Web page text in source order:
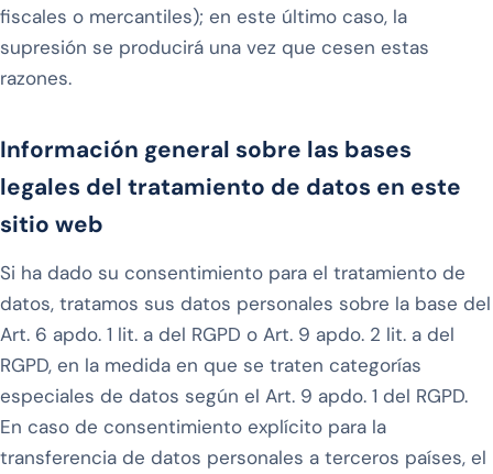
fiscales o mercantiles); en este último caso, la
supresión se producirá una vez que cesen estas
razones.
Información general sobre las bases
legales del tratamiento de datos en este
sitio web
Si ha dado su consentimiento para el tratamiento de
datos, tratamos sus datos personales sobre la base del
Art. 6 apdo. 1 lit. a del RGPD o Art. 9 apdo. 2 lit. a del
RGPD, en la medida en que se traten categorías
especiales de datos según el Art. 9 apdo. 1 del RGPD.
En caso de consentimiento explícito para la
transferencia de datos personales a terceros países, el